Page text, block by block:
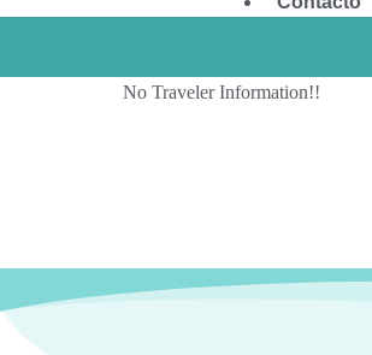
No Traveler Information!!